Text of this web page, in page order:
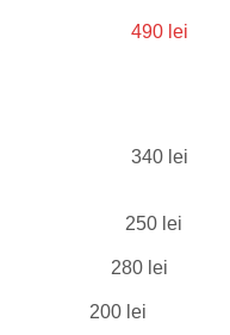
490 lei
340 lei
250 lei
280 lei
200 lei